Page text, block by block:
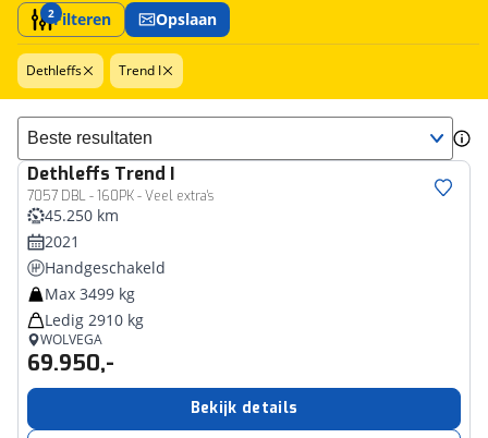
2Filteren Opslaan
Dethleffs Trend I
Sorteer resultaten
Dethleffs Trend I
7057 DBL - 160PK - Veel extra's
45.250 km
2021
Handgeschakeld
Max 3499 kg
Ledig 2910 kg
WOLVEGA
69.950,-
Bekijk details